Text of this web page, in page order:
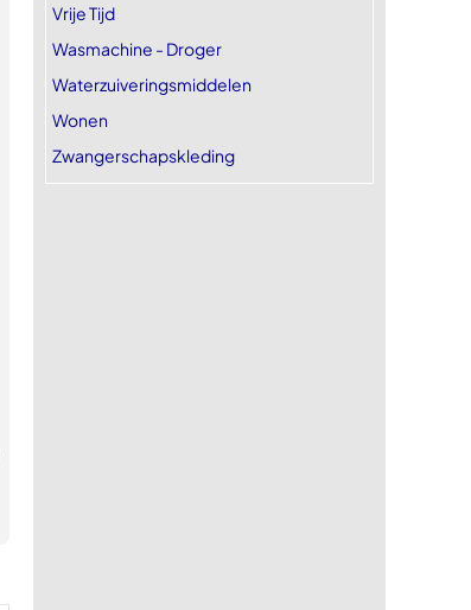
Vrije Tijd
Wasmachine - Droger
Waterzuiveringsmiddelen
Wonen
Zwangerschapskleding